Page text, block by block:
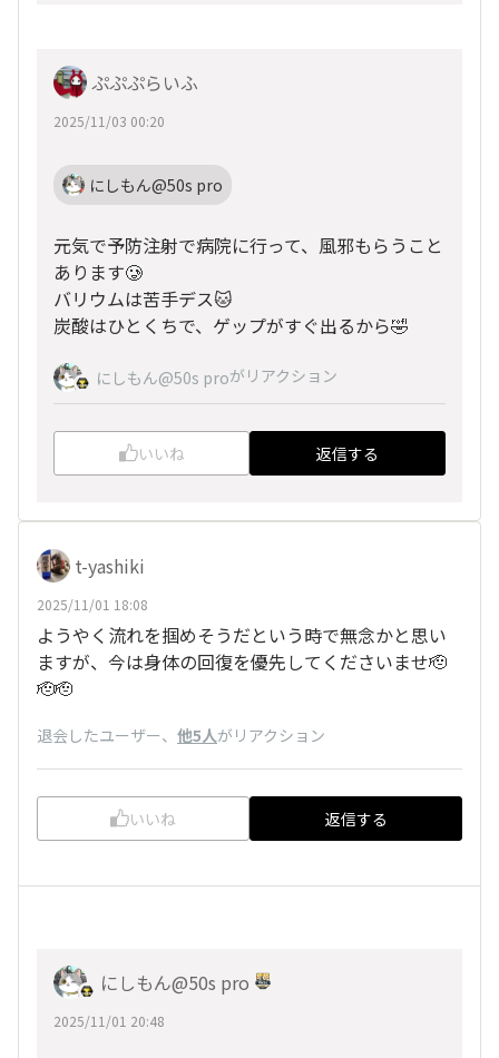
ぷぷぷらいふ
2025/11/03 00:20
にしもん@50s pro
元気で予防注射で病院に行って、風邪もらうこと
あります🥲
バリウムは苦手デス🐱
炭酸はひとくちで、ゲップがすぐ出るから🤣
にしもん@50s proがリアクション
いいね 返信する
t-yashiki
2025/11/01 18:08
ようやく流れを掴めそうだという時で無念かと思い
ますが、今は身体の回復を優先してくださいませ🫡
🫡🫡
退会したユーザー、 他5人がリアクション
いいね 返信する
にしもん@50s pro
2025/11/01 20:48